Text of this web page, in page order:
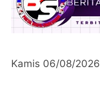
Kamis 06/08/2026